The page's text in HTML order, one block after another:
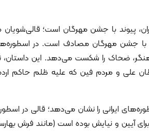
پیوند با جشن مهرگان است؛ قالی‌شویان
با جشن مهرگان مصادف است. در
ضحاک را شکست می‌دهد. این داستان،
علی‌ و مردم فین که علیه ظلم حاکم
ایرانی را نشان می‌دهد؛ قالی در
آیین و نیایش بوده است (مانند فرش